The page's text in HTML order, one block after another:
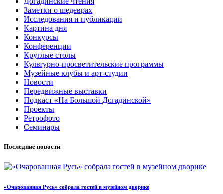
Заметки о шедеврах
Исследования и публикации
Картина дня
Конкурсы
Конференции
Круглые столы
Культурно-просветительские программы
Музейные клубы и арт-студии
Новости
Передвижные выставки
Подкаст «На Большой Догадинской»
Проекты
Ретрофото
Семинары
Последние новости
«Очарованная Русь» собрала гостей в музейном дворике